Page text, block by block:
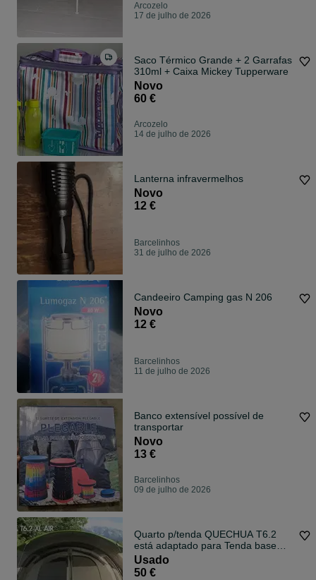
Arcozelo
17 de julho de 2026
Saco Térmico Grande + 2 Garrafas
310ml + Caixa Mickey Tupperware
Novo
60 €
Arcozelo
14 de julho de 2026
Lanterna infravermelhos
Novo
12 €
Barcelinhos
31 de julho de 2026
Candeeiro Camping gas N 206
Novo
12 €
Barcelinhos
11 de julho de 2026
Banco extensível possível de
transportar
Novo
13 €
Barcelinhos
09 de julho de 2026
Quarto p/tenda QUECHUA T6.2
está adaptado para Tenda base
seconds
Usado
50 €